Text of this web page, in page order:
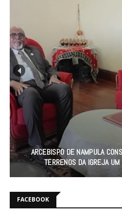
ARCEBISPO DE NAMPULA
TERRENOS DA IGREJA
FACEBOOK